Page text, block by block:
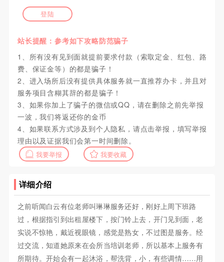
登陆
站长提醒：参考如下攻略防范骗子
1、所有没有见到面就提前要求付款（索取定金、红包、路
费、保证金等）的都是骗子！
2、进入场所后没有提供具体服务就一直推荐办卡，并且对
服务项目含糊其辞的都是骗子！
3、如果你加上了骗子的微信或QQ，请在删除之前先举报
一波，我们将返还你的金币
4、如果联系方式涉及到个人隐私，请点击举报，填写举报
理由以及证据我们会第一时间删除。
我要举报 我要收藏
详细介绍
之前听闻白云有位老师叫琳琳服务还好，刚好上周下班路
过，根据指引到出租屋楼下，按门铃上去，开门见到面，老
实说不惊艳，戴近视眼镜，感觉是熟女，不过图是服务。经
过交流，知道她原来在会所当培训老师，所以基本上服务有
所期待。开始会有一起沐浴，帮洗背，小，有些调情……用